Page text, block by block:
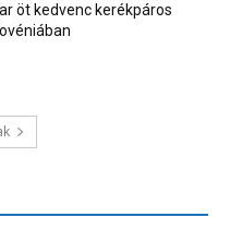
öt kedvenc kerékpáros